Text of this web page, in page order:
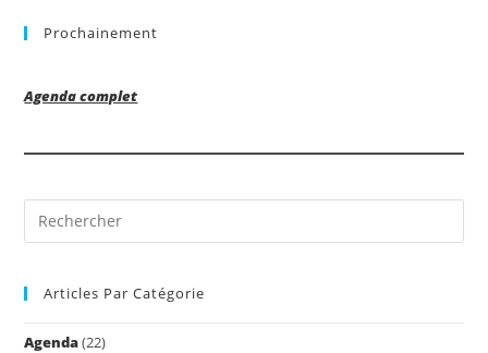
Prochainement
Agenda complet
Articles Par Catégorie
Agenda(22)